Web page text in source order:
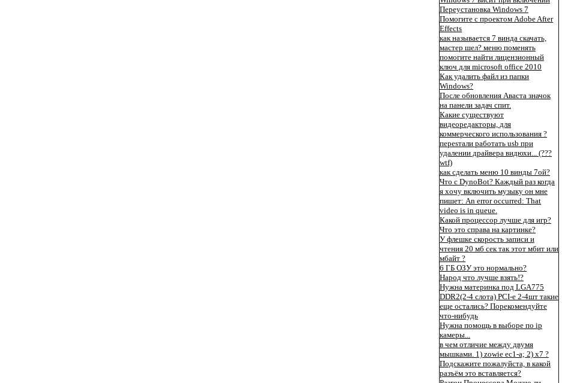
Переустановка Windows 7
Помогите с проектом Adobe After
Effects
как называется 7 винда скачать,
мастер шел? меню поменять
помогите найти лицензионный
ключ для microsoft office 2010
Как удалить файл из папки
Windows?
После обновления Аваста значок
на панели задач спит.
Какие существуют
видеоредакторы, для
коммерческого использования ?
переsтали работать usb при
удалении драйвера видюхи... (???
wtf)
как сделать меню 10 винды 7ой?
Что с DynoBot? Каждый раз когда
я хочу включить музыку он мне
пишет: An error occurred: That
video is in queue.
Какой процессор лучше для игр?
Что это справа на картинке?
У флешке скорость записи и
чтения 20 мб сек так этот мбит или
мбайт ?
6 ГБ ОЗУ это нормально?
Народ что лучше взять!?
Нужна материнка под LGA775
DDR2(2-4 слота) PCI-e 2-4шт такие
еще остались? Порекомендуйте
что-нибудь
Нужна помощь в выборе по ip
камеры...
в чем отличие между двумя
мышками. 1) zowie ec1-a; 2) x7 ?
Подскажите пожалуйста, в какой
разъём это вставляется?